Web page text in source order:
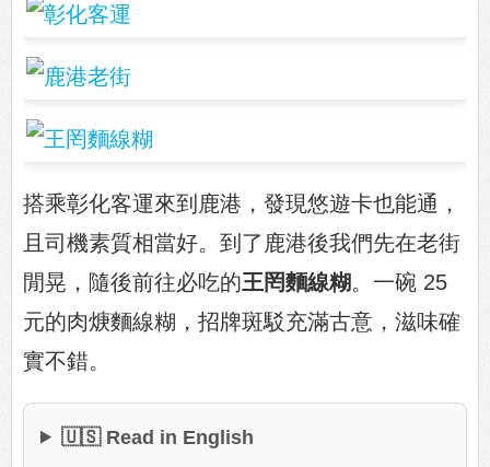
搭乘彰化客運來到鹿港，發現悠遊卡也能通，
且司機素質相當好。到了鹿港後我們先在老街
閒晃，隨後前往必吃的王罔麵線糊。一碗 25
元的肉焿麵線糊，招牌斑駁充滿古意，滋味確
實不錯。
🇺🇸 Read in English